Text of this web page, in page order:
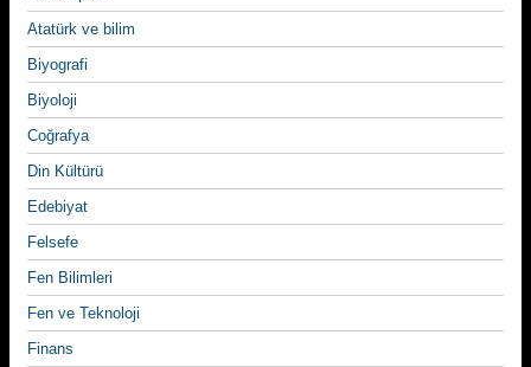
Atatürk ve bilim
Biyografi
Biyoloji
Coğrafya
Din Kültürü
Edebiyat
Felsefe
Fen Bilimleri
Fen ve Teknoloji
Finans